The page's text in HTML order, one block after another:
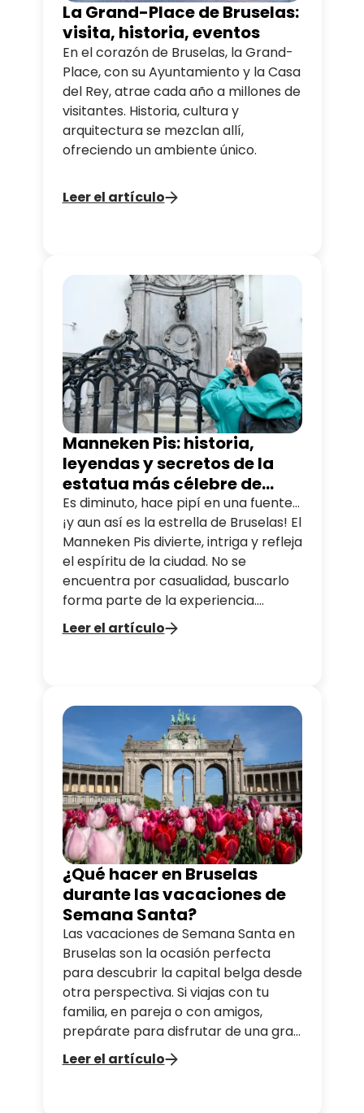
La Grand-Place de Bruselas:
visita, historia, eventos
En el corazón de Bruselas, la Grand-
Place, con su Ayuntamiento y la Casa
del Rey, atrae cada año a millones de
visitantes. Historia, cultura y
arquitectura se mezclan allí,
ofreciendo un ambiente único.
Leer el artículo
Manneken Pis: historia,
leyendas y secretos de la
estatua más célebre de
Bruselas
Es diminuto, hace pipí en una fuente…
¡y aun así es la estrella de Bruselas! El
Manneken Pis divierte, intriga y refleja
el espíritu de la ciudad. No se
encuentra por casualidad, buscarlo
forma parte de la experiencia.
¿Quién es este niño? ¿Por qué es tan
famoso? Y sobre todo, ¿por qué hace
Leer el artículo
¿Qué hacer en Bruselas
durante las vacaciones de
Semana Santa?
Las vacaciones de Semana Santa en
Bruselas son la ocasión perfecta
para descubrir la capital belga desde
otra perspectiva. Si viajas con tu
familia, en pareja o con amigos,
prepárate para disfrutar de una gran
oferta cultural, ir en busca de huevos
de Pascua por toda la ciudad o
Leer el artículo